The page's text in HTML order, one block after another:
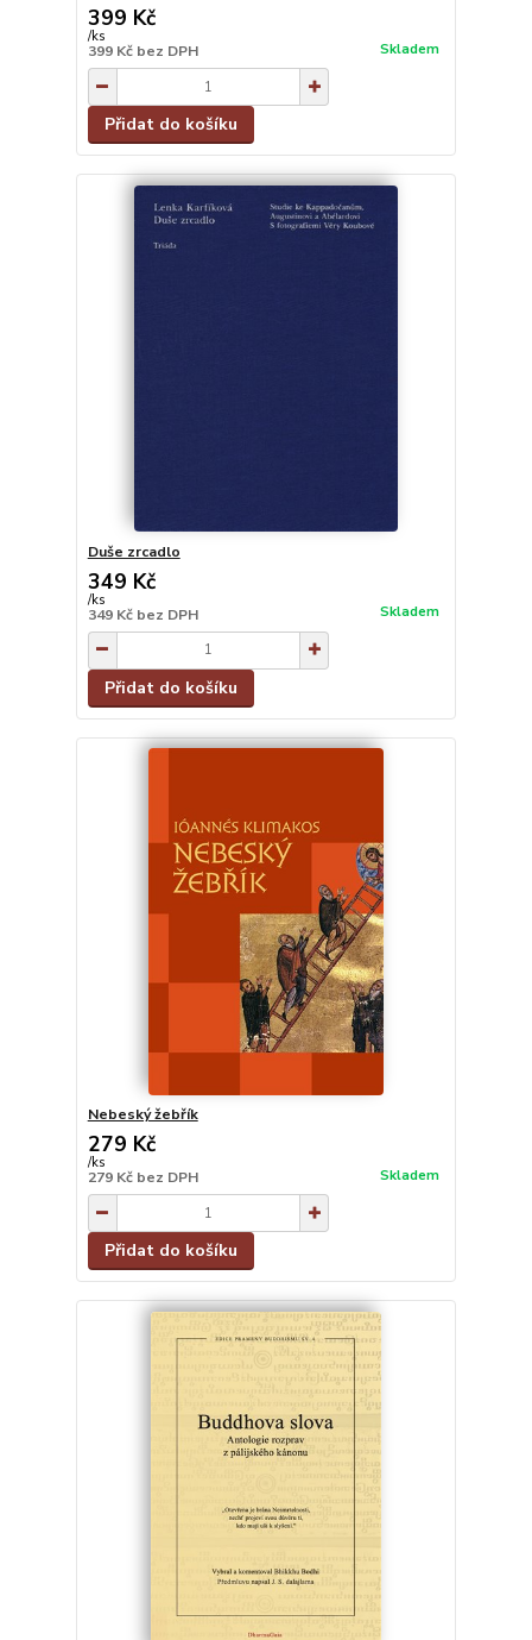
399 Kč
/ks
399 Kč bez DPH Skladem
Přidat do košíku
Duše zrcadlo
349 Kč
/ks
349 Kč bez DPH Skladem
Přidat do košíku
Nebeský žebřík
279 Kč
/ks
279 Kč bez DPH Skladem
Přidat do košíku